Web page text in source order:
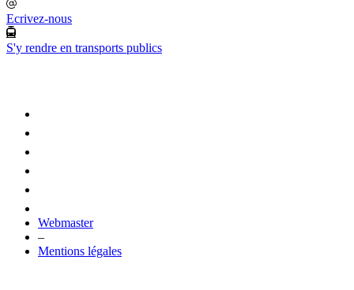
Ecrivez-nous
S'y rendre en transports publics
Webmaster
–
Mentions légales